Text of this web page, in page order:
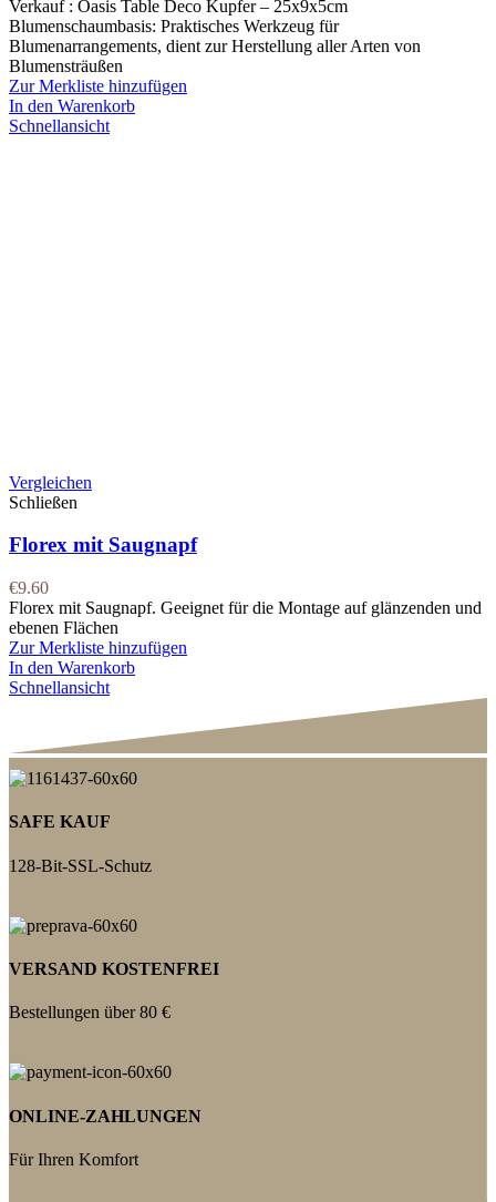
Verkauf : Oasis Table Deco Kupfer – 25x9x5cm
Blumenschaumbasis: Praktisches Werkzeug für
Blumenarrangements, dient zur Herstellung aller Arten von
Blumensträußen
Zur Merkliste hinzufügen
In den Warenkorb
Schnellansicht
Vergleichen
Schließen
Florex mit Saugnapf
€9.60
Florex mit Saugnapf. Geeignet für die Montage auf glänzenden und
ebenen Flächen
Zur Merkliste hinzufügen
In den Warenkorb
Schnellansicht
SAFE KAUF
128-Bit-SSL-Schutz
VERSAND KOSTENFREI
Bestellungen über 80 €
ONLINE-ZAHLUNGEN
Für Ihren Komfort